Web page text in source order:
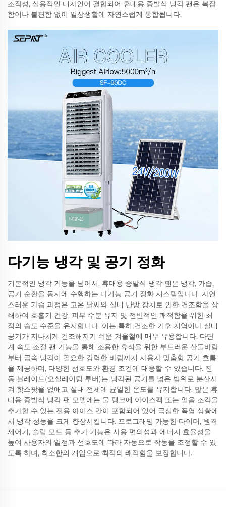
조작성, 실용적인 디자인이 결합되어 휴대용 증발식 냉각 팬은 복잡
함이나 불편함 없이 일상생활에 자연스럽게 통합됩니다.
다기능 냉각 및 공기 정화
기본적인 냉각 기능을 넘어서, 휴대용 증발식 냉각 팬은 냉각, 가습,
공기 순환을 동시에 수행하는 다기능 공기 정화 시스템입니다. 자연
스러운 가습 과정은 고온 날씨와 실내 난방 장치로 인한 건조함을 상
쇄하여 호흡기 건강, 피부 수분 유지 및 전반적인 쾌적함을 위한 최
적의 습도 수준을 유지합니다. 이는 특히 건조한 기후 지역이나 실내
공기가 지나치게 건조해지기 쉬운 겨울철에 매우 유용합니다. 다단
계 속도 조절 팬 기능을 통해 조용한 휴식을 위한 부드러운 산들바람
부터 급속 냉각이 필요한 강력한 바람까지 사용자 맞춤형 공기 흐름
을 제공하며, 다양한 선호도와 환경 조건에 대응할 수 있습니다. 진
동 블레이드(오실레이팅 루버)는 냉각된 공기를 넓은 범위로 분산시
켜 핫스팟을 없애고 실내 전체에 균일한 온도를 유지합니다. 많은 휴
대용 증발식 냉각 팬 모델에는 물 탱크에 아이스팩 또는 얼음 조각을
추가할 수 있는 전용 아이스 칸이 포함되어 있어 극심한 폭염 상황에
서 냉각 성능을 크게 향상시킵니다. 프로그래밍 가능한 타이머, 원격
제어기, 슬립 모드 등 추가 기능은 사용 편의성과 에너지 효율성을
높여 사용자의 일정과 선호도에 따라 자동으로 작동을 조정할 수 있
도록 하며, 최소한의 개입으로 최적의 쾌적함을 보장합니다.